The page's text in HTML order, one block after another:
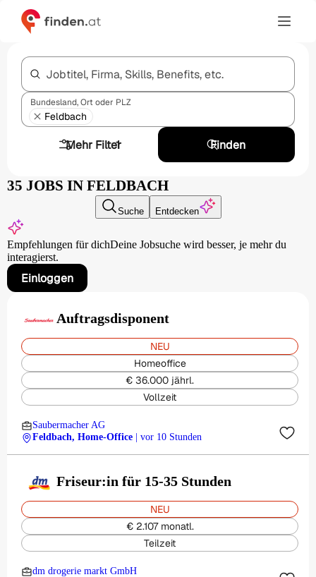
Jobtitel, Firma, Skills, Benefits, etc.
Bundesland, Ort oder PLZ
Feldbach
Mehr Filter
1 Finden
35 JOBS IN FELDBACH
Suche Entdecken
Empfehlungen für dichDeine Jobsuche wird besser, je mehr du
interagierst.
Einloggen
Auftragsdisponent
NEU
Homeoffice
€ 36.000 jährl.
Vollzeit
Saubermacher AG
Feldbach, Home-Office
| vor 10 Stunden
Friseur:in für 15-35 Stunden
NEU
€ 2.107 monatl.
Teilzeit
dm drogerie markt GmbH